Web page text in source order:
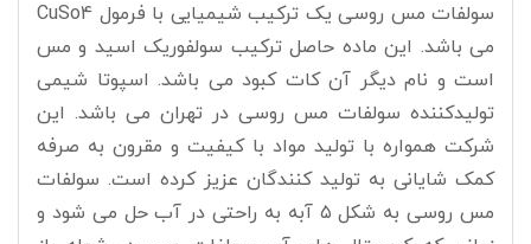
سولفات مس روسی یک ترکیب شیمیایی با فرمول CuSo4
می باشد. این ماده حاصل ترکیب سولفوریک اسید و مس
است و نام دیگر آن کات کبود می باشد. اسپوتا شیمی
تولیدکننده سولفات مس روسی در تهران می باشد. این
شرکت همواره با تولید مواد با کیفیت و مقرون به صرفه
کمک شایانی به تولید کنندگان عزیز کرده است. سولفات
مس روسی به شکل ۵ آبه به راحتی در آب حل می شود و